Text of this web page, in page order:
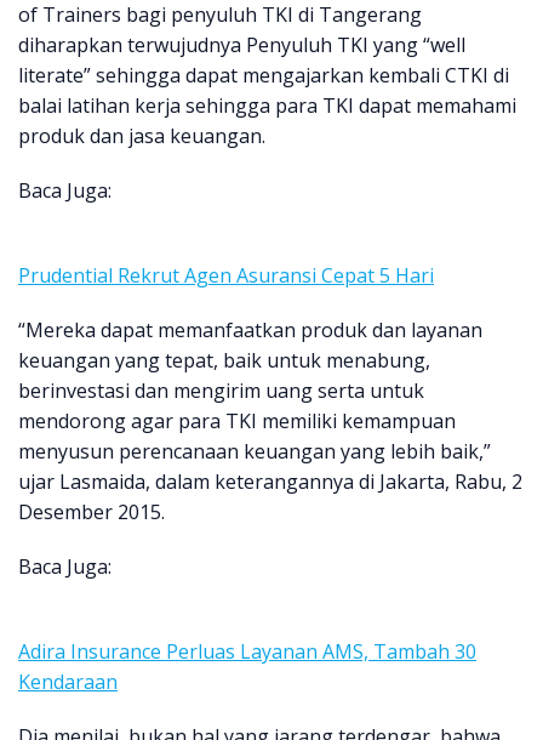
of Trainers bagi penyuluh TKI di Tangerang
diharapkan terwujudnya Penyuluh TKI yang “well
literate” sehingga dapat mengajarkan kembali CTKI di
balai latihan kerja sehingga para TKI dapat memahami
produk dan jasa keuangan.
Baca Juga:
Prudential Rekrut Agen Asuransi Cepat 5 Hari
“Mereka dapat memanfaatkan produk dan layanan
keuangan yang tepat, baik untuk menabung,
berinvestasi dan mengirim uang serta untuk
mendorong agar para TKI memiliki kemampuan
menyusun perencanaan keuangan yang lebih baik,”
ujar Lasmaida, dalam keterangannya di Jakarta, Rabu, 2
Desember 2015.
Baca Juga:
Adira Insurance Perluas Layanan AMS, Tambah 30
Kendaraan